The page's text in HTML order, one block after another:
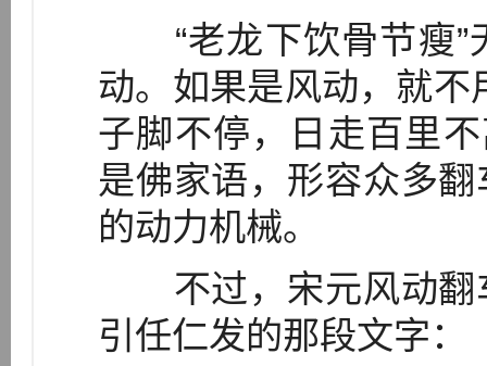
“老龙下饮骨节瘦”
动。如果是风动，就不
子脚不停，日走百里不
是佛家语，形容众多
的动力机械。
不过，宋元风动翻
引任仁发的那段文字：